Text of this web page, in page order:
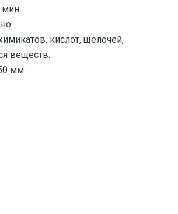
мин.
кислот, щелочей,
веществ.
мм.